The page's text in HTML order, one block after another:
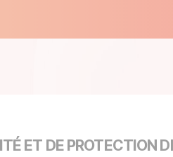
ET DE PROTECTION